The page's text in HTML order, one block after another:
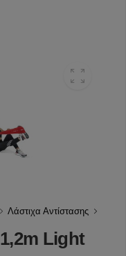
Λάστιχα Αντίστασης
Light